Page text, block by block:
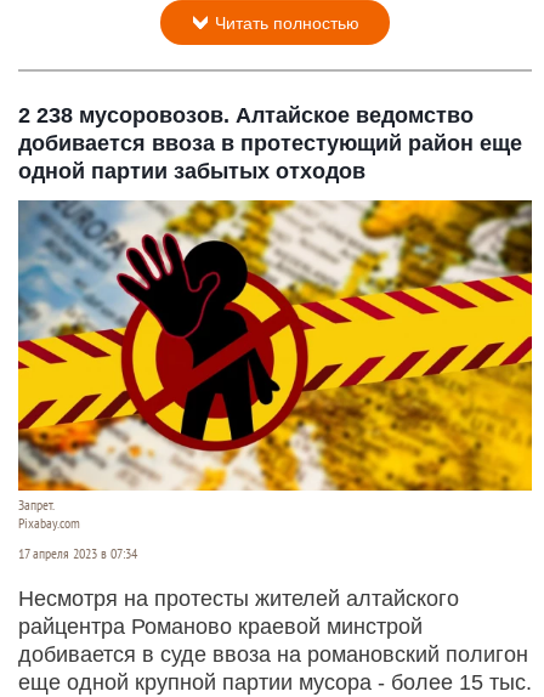
Читать полностью
2 238 мусоровозов. Алтайское ведомство
добивается ввоза в протестующий район еще
одной партии забытых отходов
Запрет.
Pixabay.com
17 апреля 2023 в 07:34
Несмотря на протесты жителей алтайского
райцентра Романово краевой минстрой
добивается в суде ввоза на романовский полигон
еще одной крупной партии мусора - более 15 тыс.